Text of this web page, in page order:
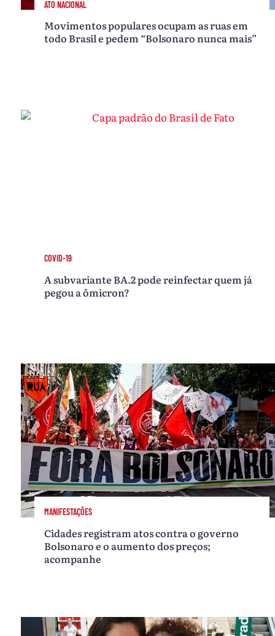
ATO NACIONAL
Movimentos populares ocupam as ruas em
todo Brasil e pedem “Bolsonaro nunca mais”
COVID-19
A subvariante BA.2 pode reinfectar quem já
pegou a ômicron?
MANIFESTAÇÕES
Cidades registram atos contra o governo
Bolsonaro e o aumento dos preços;
acompanhe